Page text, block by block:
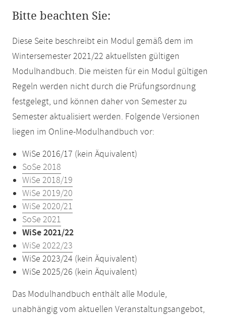
Bitte beachten Sie:
Diese Seite beschreibt ein Modul gemäß dem im
Wintersemester 2021/22 aktuellsten gültigen
Modulhandbuch. Die meisten für ein Modul gültigen
Regeln werden nicht durch die Prüfungsordnung
festgelegt, und können daher von Semester zu
Semester aktualisiert werden. Folgende Versionen
liegen im Online-Modulhandbuch vor:
WiSe 2016/17 (kein Äquivalent)
SoSe 2018
WiSe 2018/19
WiSe 2019/20
WiSe 2020/21
SoSe 2021
WiSe 2021/22
WiSe 2022/23
WiSe 2023/24 (kein Äquivalent)
WiSe 2025/26 (kein Äquivalent)
Das Modulhandbuch enthält alle Module,
unabhängig vom aktuellen Veranstaltungsangebot,